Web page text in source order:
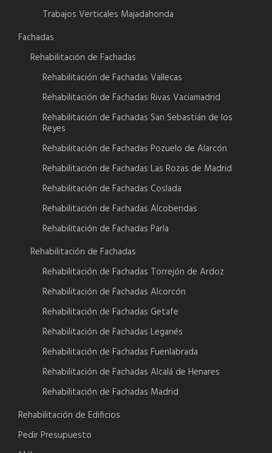
Trabajos Verticales Majadahonda
Fachadas
Rehabilitación de Fachadas
Rehabilitación de Fachadas Vallecas
Rehabilitación de Fachadas Rivas Vaciamadrid
Rehabilitación de Fachadas San Sebastián de los
Reyes
Rehabilitación de Fachadas Pozuelo de Alarcón
Rehabilitación de Fachadas Las Rozas de Madrid
Rehabilitación de Fachadas Coslada
Rehabilitación de Fachadas Alcobendas
Rehabilitación de Fachadas Parla
Rehabilitación de Fachadas
Rehabilitación de Fachadas Torrejón de Ardoz
Rehabilitación de Fachadas Alcorcón
Rehabilitación de Fachadas Getafe
Rehabilitación de Fachadas Leganés
Rehabilitación de Fachadas Fuenlabrada
Rehabilitación de Fachadas Alcalá de Henares
Rehabilitación de Fachadas Madrid
Rehabilitación de Edificios
Pedir Presupuesto